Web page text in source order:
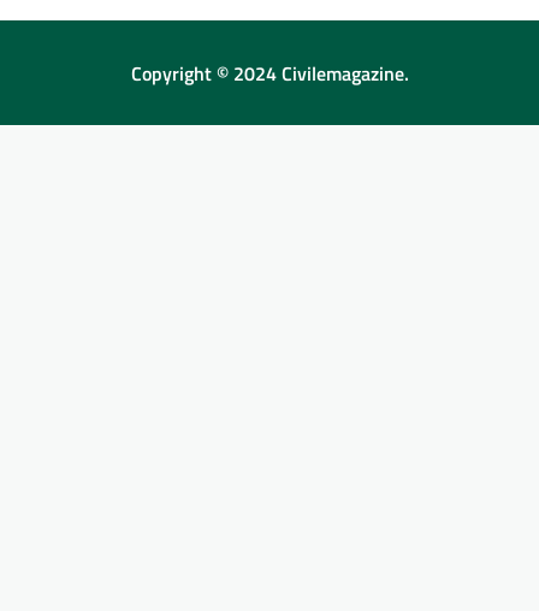
Copyright © 2024 Civilemagazine.